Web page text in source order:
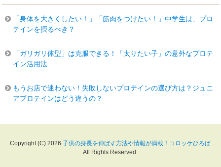
「身体を大きくしたい！」「筋肉をつけたい！」中学生は、プロ
テインを摂るべき？
「ガリガリ体型」は克服できる！「太りたい子」の意外なプロテ
イン活用法
もうお店で迷わない！失敗しないプロテインの選び方は？ジュニ
アプロテインはどう違うの？
Copyright (C) 2026子供の身長を伸ばす方法や情報が満載！コロッケひろば
All Rights Reserved.